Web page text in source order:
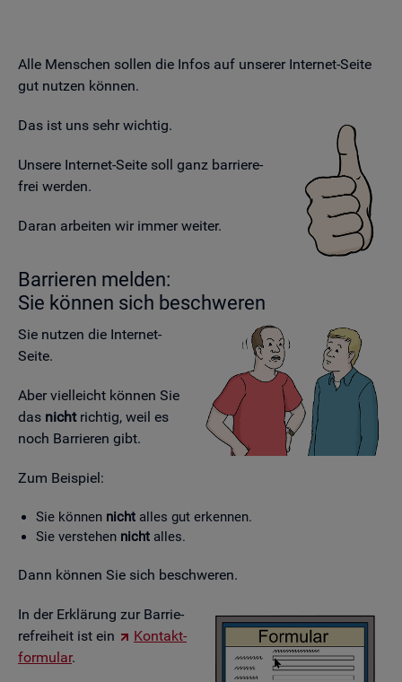
Alle Men­schen sol­len die Infos auf un­se­rer In­ter­net-Seite
gut nut­zen kön­nen.
Das ist uns sehr wich­tig.
Un­se­re In­ter­net-Seite soll ganz bar­rie­re­
frei wer­den.
Daran ar­bei­ten wir immer wei­ter.
Bar­rie­ren mel­den:
Sie kön­nen sich be­schwe­ren
Sie nut­zen die In­ter­net-
Seite.
Aber viel­leicht kön­nen Sie
das nichtrich­tig, weil es
noch Bar­rie­ren gibt.
Zum Bei­spiel:
Sie kön­nen nicht alles gut er­ken­nen.
Sie ver­ste­hen nicht alles.
Dann kön­nen Sie sich be­schwe­ren.
In der Er­klä­rung zur Bar­rie­
re­frei­heit ist ein
Kon­takt­
for­mu­lar.